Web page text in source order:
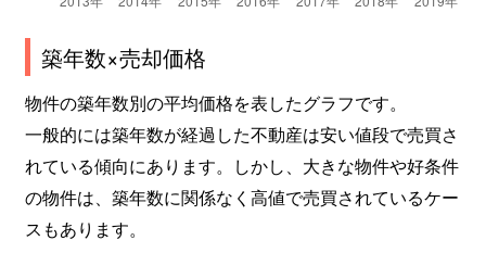
築年数×売却価格
物件の築年数別の平均価格を表したグラフです。
一般的には築年数が経過した不動産は安い値段で売買さ
れている傾向にあります。しかし、大きな物件や好条件
の物件は、築年数に関係なく高値で売買されているケー
スもあります。